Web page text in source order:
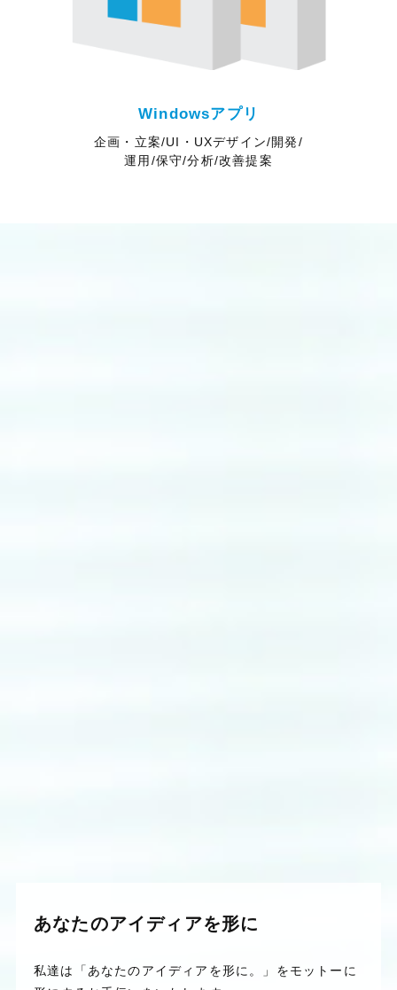
Windowsアプリ
企画・立案/UI・UXデザイン/開発/
運用/保守/分析/改善提案
あなたのアイディアを形に
私達は「あなたのアイディアを形に。」をモットーに